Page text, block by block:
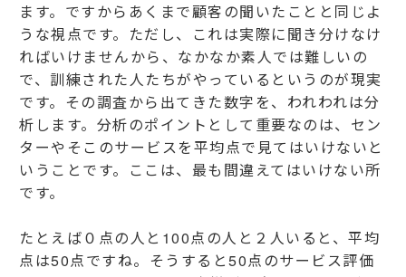
ます。ですからあくまで顧客の聞いたことと同じよ
うな視点です。ただし、これは実際に聞き分けなけ
ればいけませんから、なかなか素人では難しいの
で、訓練された人たちがやっているというのが現実
です。その調査から出てきた数字を、われわれは分
析します。分析のポイントとして重要なのは、セン
ターやそこのサービスを平均点で見てはいけないと
いうことです。ここは、最も間違えてはいけない所
です。
たとえば０点の人と100点の人と２人いると、平均
点は50点ですね。そうすると50点のサービス評価